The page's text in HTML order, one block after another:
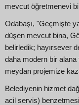
mevcut öğretmenevi
Odabaşı, "Geçmişte
düşen mevcut bina,
belirledik; hayırsever
daha modern bir alana
meydan projemize
Belediyenin hizmet
acil servis)